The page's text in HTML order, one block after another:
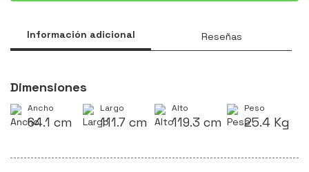
Información adicional Reseñas
Dimensiones
Ancho
64.1 cm
Largo
111.7 cm
Alto
119.3 cm
Peso
25.4 Kg